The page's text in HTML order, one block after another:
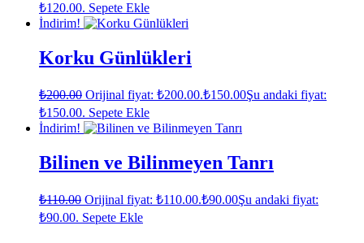
₺120.00. Sepete Ekle
İndirim!
Korku Günlükleri
₺200.00 Orijinal fiyat: ₺200.00.₺150.00Şu andaki fiyat:
₺150.00. Sepete Ekle
İndirim!
Bilinen ve Bilinmeyen Tanrı
₺110.00 Orijinal fiyat: ₺110.00.₺90.00Şu andaki fiyat:
₺90.00. Sepete Ekle